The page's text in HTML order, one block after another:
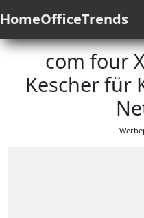
HomeOfficeTrends
com four
Kescher für